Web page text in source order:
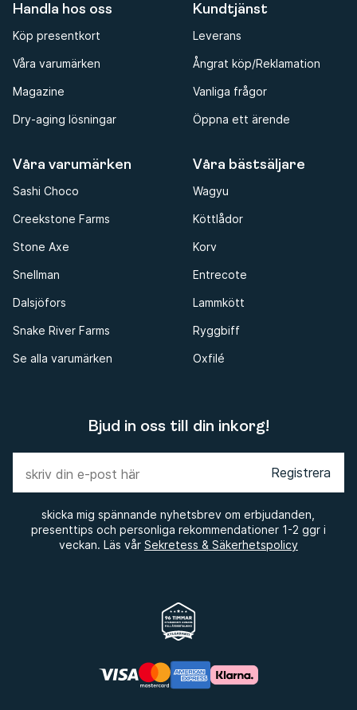
Bjud in oss till din inkorg!
Registrera
skicka mig spännande nyhetsbrev om erbjudanden,
presenttips och personliga rekommendationer 1-2 ggr i
veckan. Läs vår Sekretess & Säkerhetspolicy
Handla hos oss
Köp presentkort
Våra varumärken
Magazine
Dry-aging lösningar
Kundtjänst
Leverans
Ångrat köp/Reklamation
Vanliga frågor
Öppna ett ärende
Våra varumärken
Sashi Choco
Creekstone Farms
Stone Axe
Snellman
Dalsjöfors
Snake River Farms
Se alla varumärken
Våra bästsäljare
Wagyu
Köttlådor
Korv
Entrecote
Lammkött
Ryggbiff
Oxfilé